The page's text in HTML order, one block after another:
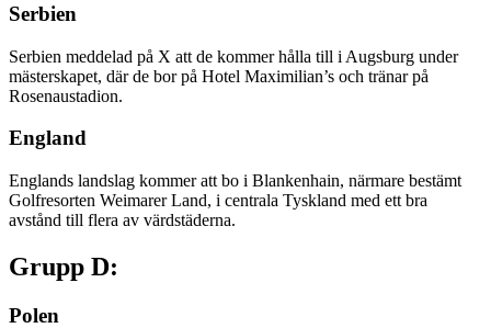
Serbien
Serbien meddelad på X att de kommer hålla till i Augsburg under
mästerskapet, där de bor på Hotel Maximilian’s och tränar på
Rosenaustadion.
England
Englands landslag kommer att bo i Blankenhain, närmare bestämt
Golfresorten Weimarer Land, i centrala Tyskland med ett bra
avstånd till flera av värdstäderna.
Grupp D:
Polen